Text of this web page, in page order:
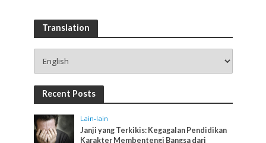
Translation
Recent Posts
Lain-lain
Janji yang Terkikis: Kegagalan Pendidikan
Karakter Membentengi Bangsa dari